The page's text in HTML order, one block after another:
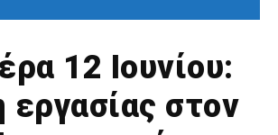
12 Ιουνίου:
εργασίας στον